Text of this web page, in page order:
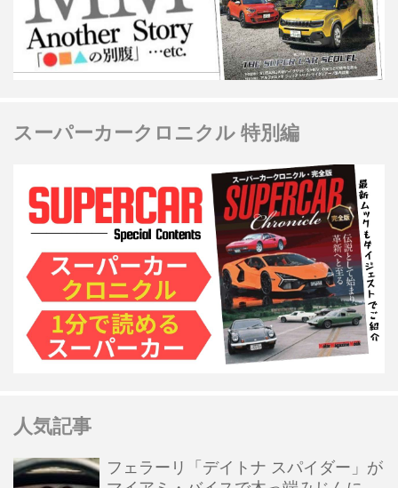
スーパーカークロニクル 特別編
人気記事
フェラーリ「デイトナ スパイダー」が